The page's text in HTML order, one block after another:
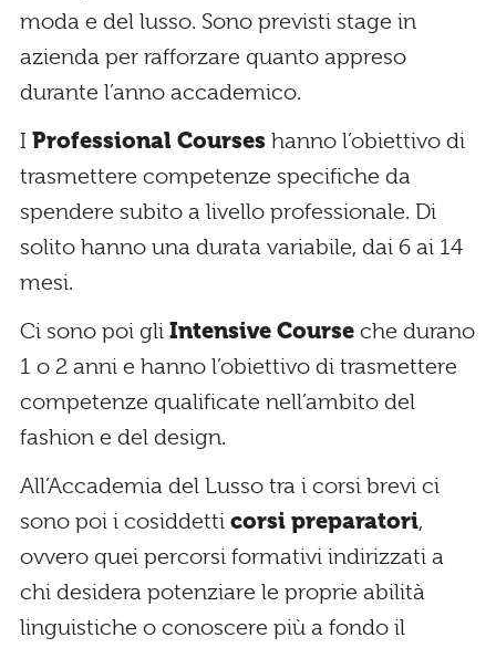
moda e del lusso. Sono previsti stage in
azienda per rafforzare quanto appreso
durante l’anno accademico.
I Professional Courses hanno l’obiettivo di
trasmettere competenze specifiche da
spendere subito a livello professionale. Di
solito hanno una durata variabile, dai 6 ai 14
mesi.
Ci sono poi gli Intensive Course che durano
1 o 2 anni e hanno l’obiettivo di trasmettere
competenze qualificate nell’ambito del
fashion e del design.
All’Accademia del Lusso tra i corsi brevi ci
sono poi i cosiddetti corsi preparatori,
ovvero quei percorsi formativi indirizzati a
chi desidera potenziare le proprie abilità
linguistiche o conoscere più a fondo il